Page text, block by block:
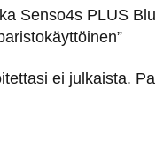
Senso4s PLUS
ei julkaista.